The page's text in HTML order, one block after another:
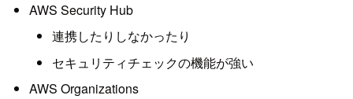
AWS Security Hub
連携したりしなかったり
セキュリティチェックの機能が強い
AWS Organizations